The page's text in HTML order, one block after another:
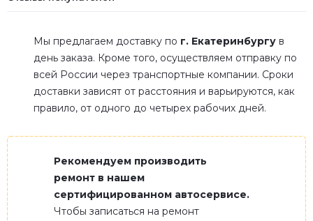
Мы предлагаем доставку по г. Екатеринбургу в
день заказа. Кроме того, осуществляем отправку по
всей России через транспортные компании. Сроки
доставки зависят от расстояния и варьируются, как
правило, от одного до четырех рабочих дней.
Рекомендуем производить
ремонт в нашем
сертифицированном автосервисе.
Чтобы записаться на ремонт